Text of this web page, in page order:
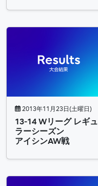
2013年11月23日(土曜日)
13-14 Wリーグ レギュ
ラーシーズン
アイシンAW戦